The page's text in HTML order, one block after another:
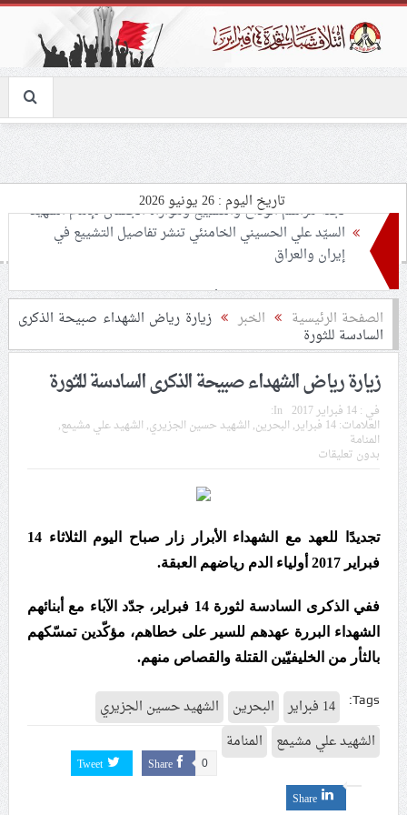
تاريخ اليوم : 26 يونيو 2026
تحذيرات من استغلال الأوضاع في غزّة لإشعال صراعات
داخليّة تخدم الاحتلال
ملفّ إنسانيّ مؤلم.. الأسيرات الفلسطينيّات بين القمع
والإهمال الطبي
55 مأتمًا وحسينيّة يعترضون على الإجراءات القمعيّة للنظام
في موسم عاشوراء
ويعتقل العشرات من الشبّان
الموقف الأسبوعيّ: شعب البحرين سيقطع الأيدي التي تنال
من شعائر عاشوراء.. ولن يساوم على هويّته وقيمه في
الحريّة والتحرير
مقال: عاشوراء البحرين… ميدان جهاد بالكلمة
الفقيه القائد قاسم: لن تقتلوا الحسين.. إنّ الحسين سيقتل
طاغوتيّتكم
انطلاق المحادثات الإيرانيّة- الأمريكيّة في سويسرا
الصفحة الرئيسية الخبر زيارة رياض الشهداء صبيحة الذكرى
السادسة للثورة
زيارة رياض الشهداء صبيحة الذكرى السادسة للثورة
في :14 فبراير 2017 In:
العلامات:14 فبراير , البحرين, الشهيد حسين الجزيري, الشهيد علي مشيمع,
المنامة
بدون تعليقات
تجديدًا للعهد مع الشهداء الأبرار زار صباح اليوم الثلاثاء 14
فبراير 2017 أولياء الدم رياضهم العبقة.
ففي الذكرى السادسة لثورة 14 فبراير، جدّد الآباء مع أبنائهم
الشهداء البررة عهدهم للسير على خطاهم، مؤكّدين تمسّكهم
بالثأر من الخليفيّين القتلة والقصاص منهم.
Tags: 14 فبراير البحرين
الشهيد حسين الجزيري
الشهيد علي مشيمع
المنامة
Share 0
Tweet
Share